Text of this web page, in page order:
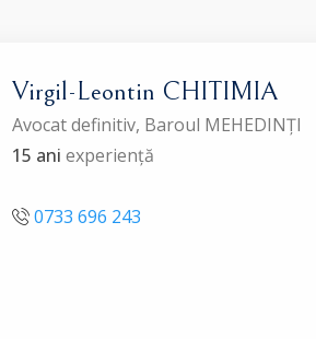
Virgil-Leontin CHITIMIA
Avocat definitiv, Baroul MEHEDINȚI
15 ani experiență
0733 696 243